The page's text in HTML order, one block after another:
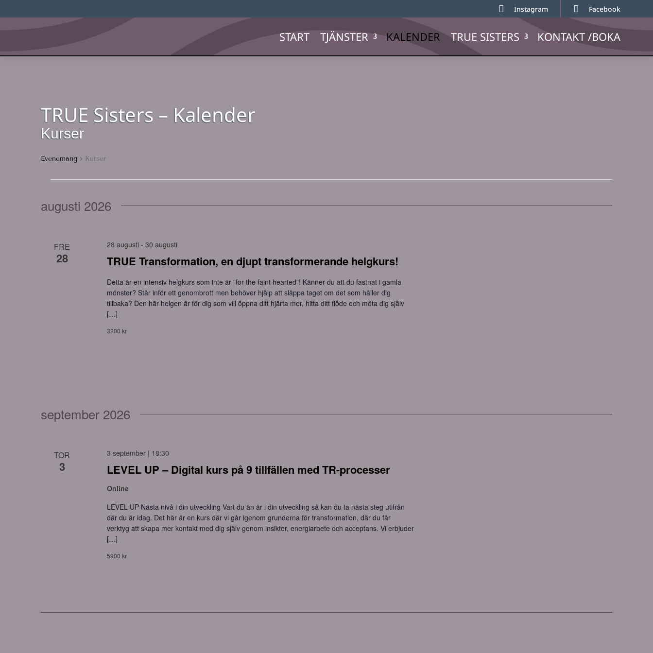
 Instagram  Facebook
START TJÄNSTER KALENDER TRUE SISTERS KONTAKT /BOKA
TRUE Sisters – Kalender
Kurser
Evenemang Kurser
Evenemang Vy-
augusti 2026
FRE
28 TRUE Transformation, en djupt transformerande helgkurs!
28 augusti- 30 augusti
Detta är en intensiv helgkurs som inte är "for the faint hearted"! Känner du att du fastnat i gamla
mönster? Står inför ett genombrott men behöver hjälp att släppa taget om det som håller dig
tillbaka? Den här helgen är för dig som vill öppna ditt hjärta mer, hitta ditt flöde och möta dig själv
[…]
3200 kr
september 2026
TOR
3 LEVEL UP – Digital kurs på 9 tillfällen med TR-processer
3 september | 18:30
Online
LEVEL UP Nästa nivå i din utveckling Vart du än är i din utveckling så kan du ta nästa steg utifrån
där du är idag. Det här är en kurs där vi går igenom grunderna för transformation, där du får
verktyg att skapa mer kontakt med dig själv genom insikter, energiarbete och acceptans. Vi erbjuder
[…]
5900 kr